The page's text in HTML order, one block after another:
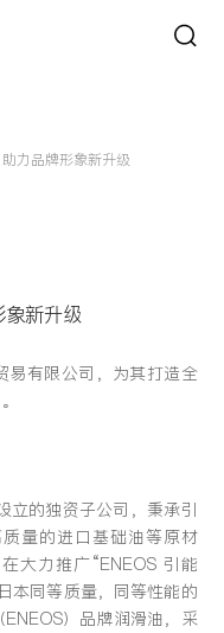
力品牌形象新升级
新升级
易有限公司，为其打造全
立的独资子公司，秉承引
量的进口基础油等原材
大力推广“ENEOS 引能
本同等质量，同等性能的
）品牌润滑油，采